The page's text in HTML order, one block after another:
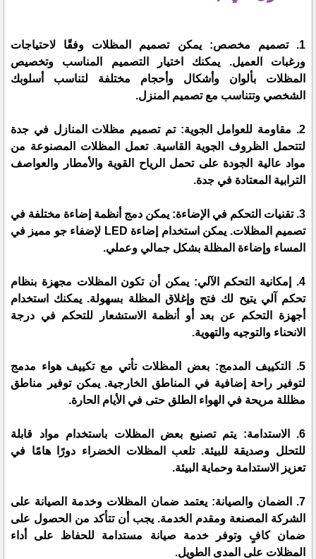
1. تصميم مخصص: يمكن تصميم المظلات وفقًا لاحتياجات
ورغبات العميل. يمكنك اختيار التصميم المناسب وتخصيص
المظلات بألوان وأشكال وأحجام مختلفة لتناسب أسلوبك
الشخصي وتتناسب مع تصميم المنزل.
2. مقاومة للعوامل الجوية: تم تصميم مظلات المنازل في جدة
لتتحمل الظروف الجوية القاسية. تعمل المظلات المصنوعة من
مواد عالية الجودة على تحمل الرياح القوية والأمطار والعواصف
الترابية المعتادة في جدة.
3. تقنيات التحكم في الإضاءة: يمكن دمج أنظمة إضاءة مختلفة في
تصميم المظلات. يمكن استخدام إضاءة LED لإضفاء جو مميز في
المساء وإضاءة المظلة بشكل جمالي وعملي.
4. إمكانية التحكم الآلي: يمكن أن تكون المظلات مجهزة بنظام
تحكم آلي يتيح لك فتح وإغلاق المظلة بسهولة. يمكنك استخدام
أجهزة التحكم عن بعد أو أنظمة الاستشعار للتحكم في درجة
الانحناء والتوجيه والتهوية.
5. التكييف المدمج: بعض المظلات تأتي مع تكييف هواء مدمج
لتوفير راحة إضافية في المناطق الخارجية. يمكن توفير مناطق
مظللة مريحة في الهواء الطلق حتى في الأيام الحارة.
6. الاستدامة: يتم تصنيع بعض المظلات باستخدام مواد قابلة
للتحلل وصديقة للبيئة. تلعب المظلات الخضراء دورًا هامًا في
تعزيز الاستدامة وحماية البيئة.
7. الضمان والصيانة: يعتمد ضمان المظلات وخدمة الصيانة على
الشركة المصنعة ومقدم الخدمة. يجب أن تتأكد من الحصول على
ضمان كافٍ وتوفر خدمة صيانة مستدامة للحفاظ على أداء
المظلات على المدى الطويل.